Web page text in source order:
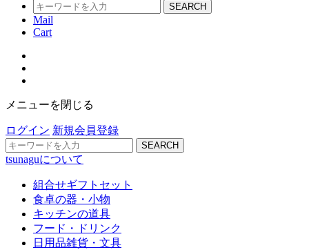
SEARCH
Mail
Cart
メニューを閉じる
ログイン 新規会員登録
SEARCH
tsunaguについて
組合せギフトセット
食卓の器・小物
キッチンの道具
フード・ドリンク
日用品雑貨・文具